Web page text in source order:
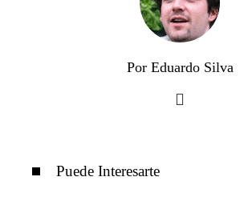
Por Eduardo Silva
Puede Interesarte